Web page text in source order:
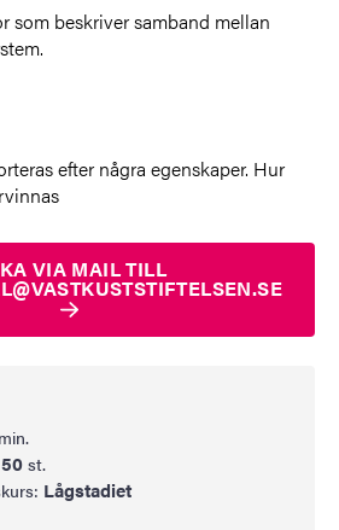
som beskriver samband mellan
efter några egenskaper. Hur
VIA MAIL TILL
min.
50 st.
Lågstadiet